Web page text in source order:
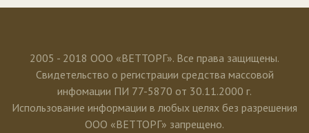
2005 - 2018 ООО «ВЕТТОРГ». Все права защищены.
Свидетельство о регистрации средства массовой
инфомации ПИ 77-5870 от 30.11.2000 г.
Использование информации в любых целях без разрешения
ООО «ВЕТТОРГ» запрещено.